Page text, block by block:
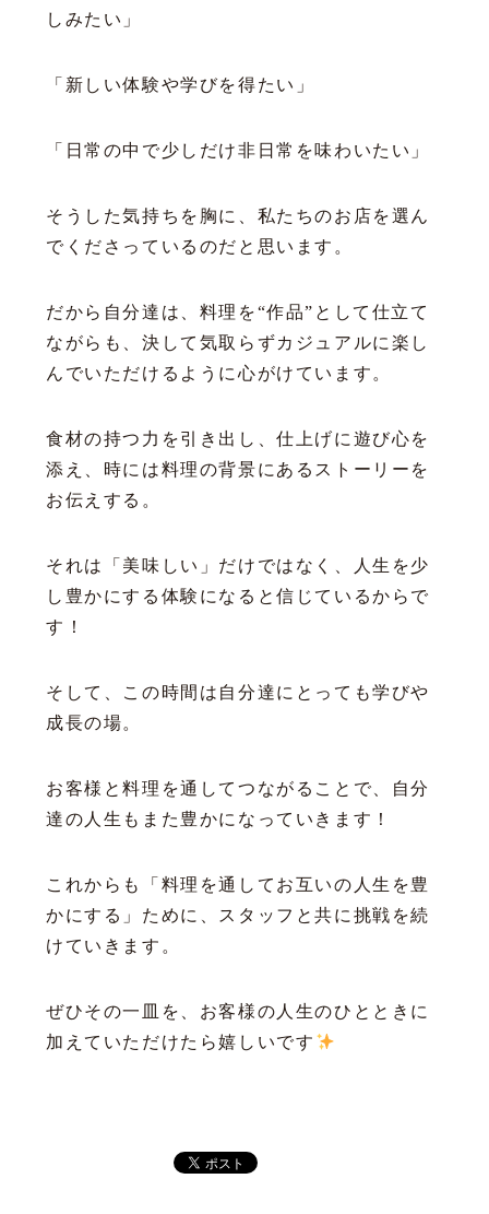
しみたい」
「新しい体験や学びを得たい」
「日常の中で少しだけ非日常を味わいたい」
そうした気持ちを胸に、私たちのお店を選ん
でくださっているのだと思います。
だから自分達は、料理を“作品”として仕立て
ながらも、決して気取らずカジュアルに楽し
んでいただけるように心がけています。
食材の持つ力を引き出し、仕上げに遊び心を
添え、時には料理の背景にあるストーリーを
お伝えする。
それは「美味しい」だけではなく、人生を少
し豊かにする体験になると信じているからで
す！
そして、この時間は自分達にとっても学びや
成長の場。
お客様と料理を通してつながることで、自分
達の人生もまた豊かになっていきます！
これからも「料理を通してお互いの人生を豊
かにする」ために、スタッフと共に挑戦を続
けていきます。
ぜひその一皿を、お客様の人生のひとときに
加えていただけたら嬉しいです